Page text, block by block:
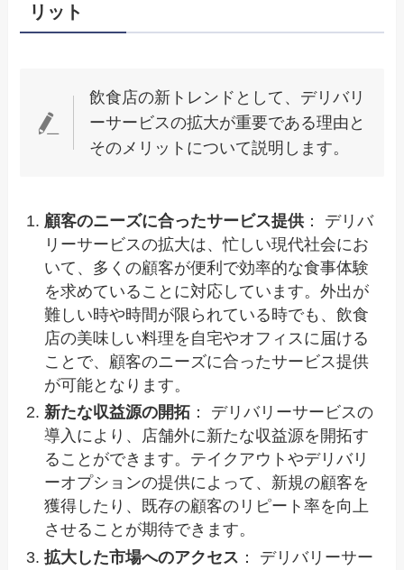
リット
飲食店の新トレンドとして、デリバリ
ーサービスの拡大が重要である理由と
そのメリットについて説明します。
顧客のニーズに合ったサービス提供 ： デリバ
リーサービスの拡大は、忙しい現代社会にお
いて、多くの顧客が便利で効率的な食事体験
を求めていることに対応しています。外出が
難しい時や時間が限られている時でも、飲食
店の美味しい料理を自宅やオフィスに届ける
ことで、顧客のニーズに合ったサービス提供
が可能となります。
新たな収益源の開拓 ： デリバリーサービスの
導入により、店舗外に新たな収益源を開拓す
ることができます。テイクアウトやデリバリ
ーオプションの提供によって、新規の顧客を
獲得したり、既存の顧客のリピート率を向上
させることが期待できます。
拡大した市場へのアクセス ： デリバリーサー